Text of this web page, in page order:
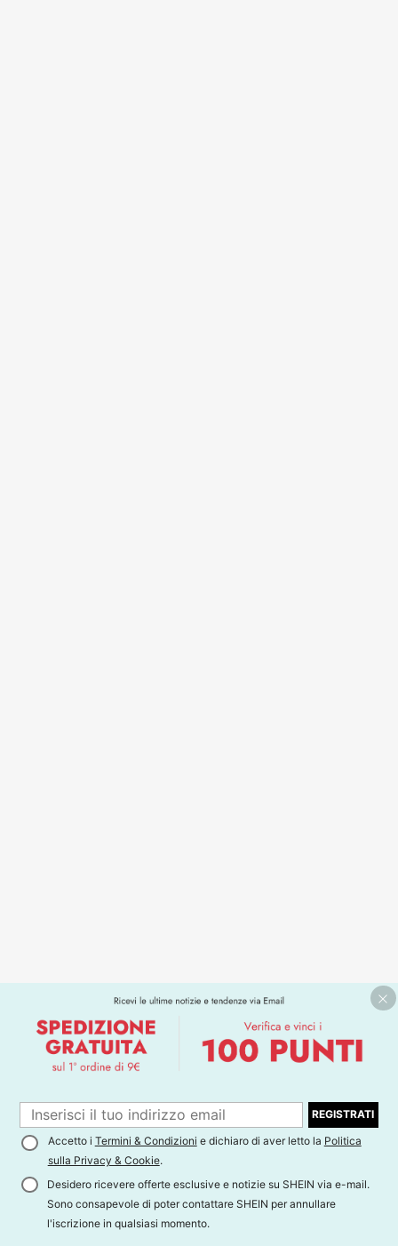
REGISTRATI
Accetto i Termini & Condizioni e dichiaro di aver letto la Politica
sulla Privacy & Cookie.
Desidero ricevere offerte esclusive e notizie su SHEIN via e-mail.
Sono consapevole di poter contattare SHEIN per annullare
l'iscrizione in qualsiasi momento.